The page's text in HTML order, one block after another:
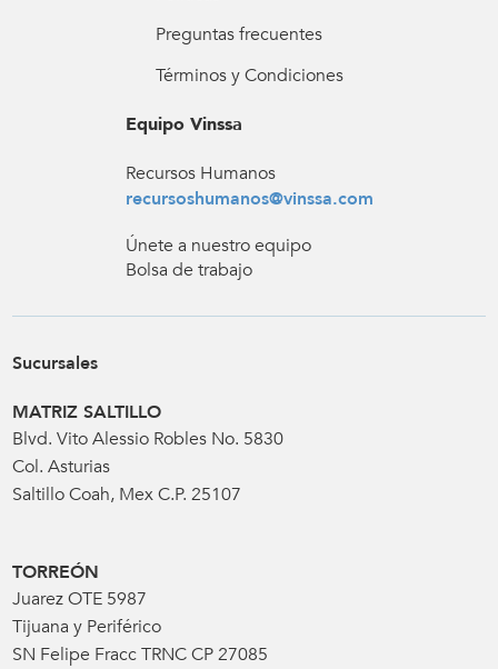
Preguntas frecuentes
Términos y Condiciones
Equipo Vinssa
Recursos Humanos
recursoshumanos@vinssa.com
Únete a nuestro equipo
Bolsa de trabajo
Sucursales
MATRIZ SALTILLO
Blvd. Vito Alessio Robles No. 5830
Col. Asturias
Saltillo Coah, Mex C.P. 25107
TORREÓN
Juarez OTE 5987
Tijuana y Periférico
SN Felipe Fracc TRNC CP 27085